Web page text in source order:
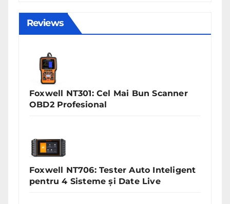
Reviews
Foxwell NT301: Cel Mai Bun Scanner
OBD2 Profesional
Foxwell NT706: Tester Auto Inteligent
pentru 4 Sisteme și Date Live